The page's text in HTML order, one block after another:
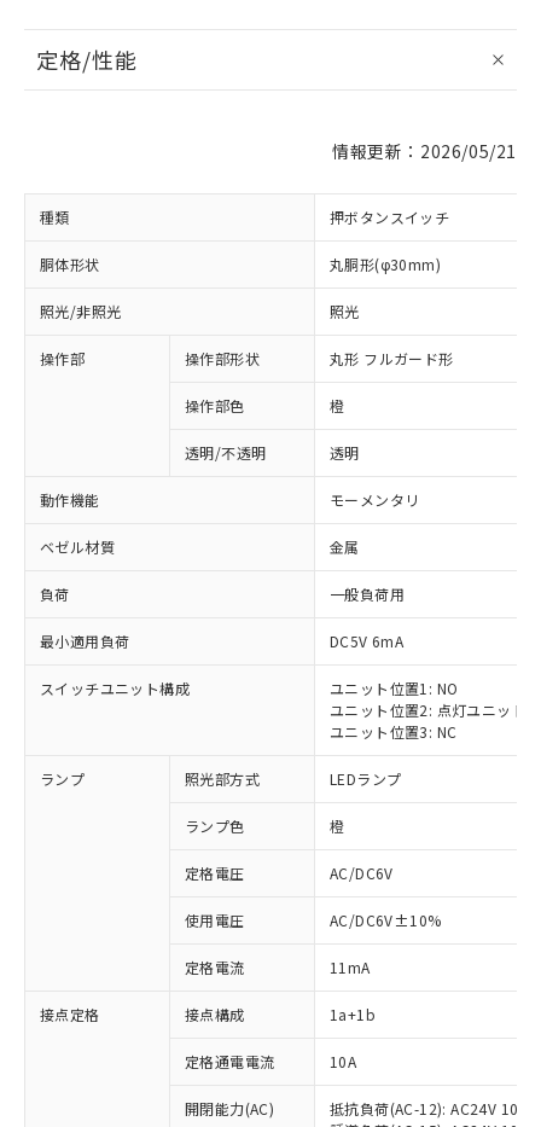
定格/性能
情報更新：2026/05/21
種類 押ボタンスイッチ
胴体形状 丸胴形(φ30mm)
照光/非照光 照光
操作部 操作部形状 丸形 フルガード形
操作部色 橙
透明/不透明 透明
動作機能 モーメンタリ
ベゼル材質 金属
負荷 一般負荷用
最小適用負荷 DC5V 6mA
スイッチユニット構成
ユニット位置1: NO
ユニット位置2: 点灯ユニット
ユニット位置3: NC
ランプ 照光部方式 LEDランプ
ランプ色 橙
定格電圧 AC/DC6V
使用電圧 AC/DC6V±10%
定格電流 11mA
接点定格 接点構成 1a+1b
定格通電電流 10A
開閉能力(AC)
抵抗負荷(AC-12): AC24V 10A/
ご利用条件
以下の条件をお読みいただき、同意のうえ
対応済み：EU RoHS指令（10物質）の
非含有に対応した製品が提供可能な商品で
対応予定：EU RoHS指令（10物質）の非含
有に対応した製品に切り替える予定のある
商品です。
非含有に非対応の商品で、対応品を出す予
定はありません。